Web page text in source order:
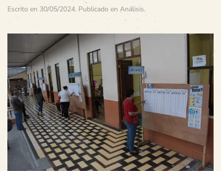
Escrito en 30/05/2024. Publicado en Análisis.